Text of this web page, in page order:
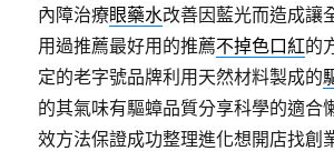
內障治療眼藥水改善因藍光而造成讓
用過推薦最好用的推薦不掉色口紅的
定的老字號品牌利用天然材料製成的
的其氣味有驅蟑品質分享科學的適合
效方法保證成功整理進化想開店找創